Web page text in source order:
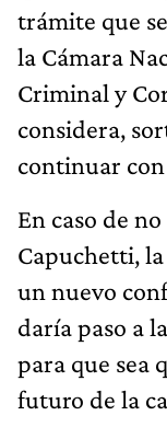
trámite que
la Cámara
Criminal y
considera,
continuar
En caso de
Capuchetti,
un nuevo
daría paso a
para que sea
futuro de la